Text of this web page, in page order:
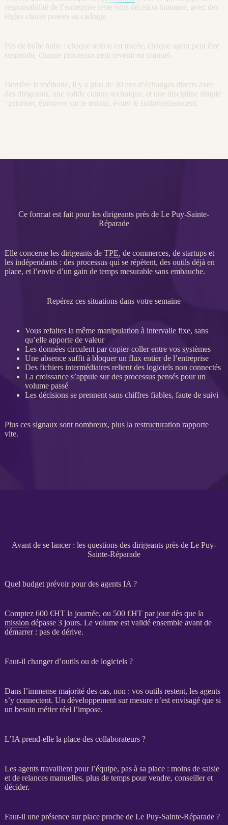
responsabilité de l’entreprise reste sous décision humaine, avec des
règles claires posées au cadrage.
Pas de boîte noire : chaque action est tracée, chaque agent peut être
suspendu, chaque processus peut revenir en manuel.
Derrière la méthode, il y a plus de 30 ans d’échanges directs avec
des dirigeants, une solide culture technique, et une discipline simple
: prioriser, éprouver sur le terrain, éviter le surinvestissement.
Ce format est fait pour les dirigeants près de Le Puy-Sainte-
Réparade
Elle concerne les dirigeants de TPE, de commerces, de startups et
les indépendants : des processusqui se répètent, des outils déjà en
place, et l’envie d’un gain de temps mesurable sans embauche.
Repérez ces situations dans votre semaine
Vous refaites la même manipulation à intervalle fixe, sans
qu’elle apporte de valeur
Les donnéescirculent par copier-coller entre vos systèmes
Une absence suffit à bloquer un fluxentier de l’entreprise
Des fichiers intermédiaires relient des logiciels non connectés
La croissance s’appuie sur des processuspensés pour un
volume passé
Les décisions se prennent sans chiffres fiables, faute de suivi
Plus ces signaux sont nombreux, plus la restructuration rapporte
vite.
Avant de se lancer : les questions des dirigeants près de Le Puy-
Sainte-Réparade
Quel budget prévoir pour des agents IA ?
Comptez 600 €HTla journée, ou 500 €HTpar jour dès que la
mission dépasse 3 jours. Le volume est validé ensemble avant de
démarrer : pas de dérive.
Faut-il changer d’outils ou de logiciels ?
Dans l’immense majorité des cas, non : vos outils restent, les agents
s’y connectent. Un développement sur mesuren’est envisagé que si
un besoin métier réel l’impose.
L’IA prend-elle la place des collaborateurs ?
Les agentstravaillent pour l’équipe, pas à sa place : moins de saisie
et de relancesmanuelles, plus de temps pour vendre, conseiller et
décider.
Faut-il une présence sur place proche de Le Puy-Sainte-Réparade ?